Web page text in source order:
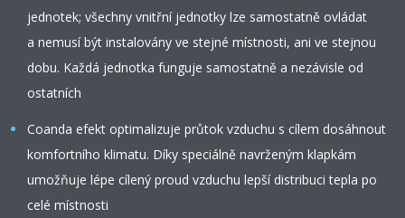
jednotek; všechny vnitřní jednotky lze samostatně ovládat
a nemusí být instalovány ve stejné místnosti, ani ve stejnou
dobu. Každá jednotka funguje samostatně a nezávisle od
ostatních
Coanda efekt optimalizuje průtok vzduchu s cílem dosáhnout
komfortního klimatu. Díky speciálně navrženým klapkám
umožňuje lépe cílený proud vzduchu lepší distribuci tepla po
celé místnosti